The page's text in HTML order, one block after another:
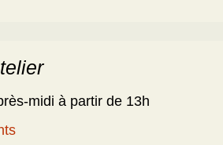
midi à partir de 13h